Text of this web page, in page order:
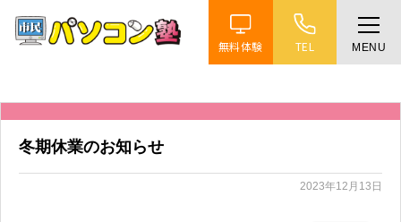
無料体験 TEL MENU
特徴
講座紹介
冬期休業のお知らせ
2023年12月13日